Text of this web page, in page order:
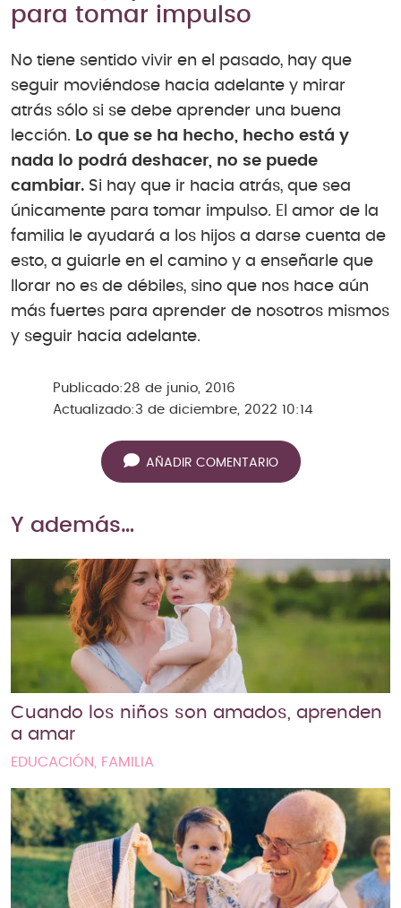
para tomar impulso
No tiene sentido vivir en el pasado, hay que
seguir moviéndose hacia adelante y mirar
atrás sólo si se debe aprender una buena
lección. Lo que se ha hecho, hecho está y
nada lo podrá deshacer, no se puede
cambiar. Si hay que ir hacia atrás, que sea
únicamente para tomar impulso. El amor de la
familia le ayudará a los hijos a darse cuenta de
esto, a guiarle en el camino y a enseñarle que
llorar no es de débiles, sino que nos hace aún
más fuertes para aprender de nosotros mismos
y seguir hacia adelante.
Publicado:28 de junio, 2016
Actualizado: 3 de diciembre, 2022 10:14
AÑADIR COMENTARIO
Y además…
Cuando los niños son amados, aprenden
a amar
EDUCACIÓN, FAMILIA